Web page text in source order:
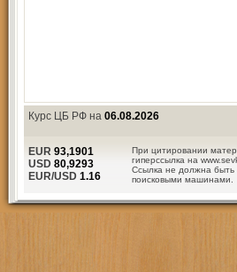
Курс ЦБ РФ на 06.08.2026
При цитировании
гиперссылка на
Ссылка не должна быть
поисковыми машинами.
EUR 93,1901
USD 80,9293
EUR/USD 1.16